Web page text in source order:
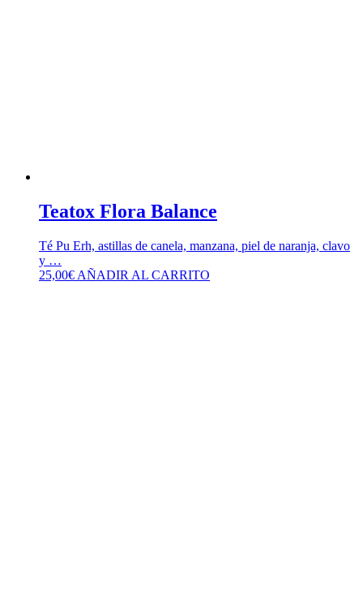
Teatox Flora Balance
Té Pu Erh, astillas de canela, manzana, piel de naranja, clavo
y …
25,00€ AÑADIR AL CARRITO